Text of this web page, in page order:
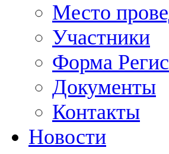
Место
Участники
Форма
Документы
Контакты
Новости